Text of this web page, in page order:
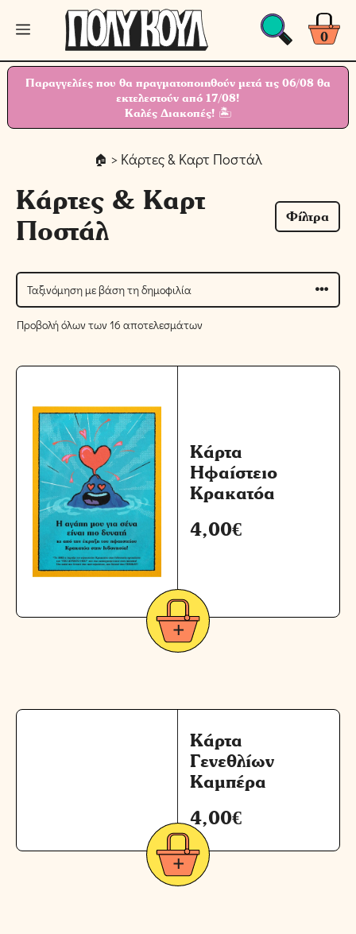
Μετάβαση
περιεχόμενο
0
Μενού
Παραγγελίες που θα πραγματοποιηθούν μετά τις 06/08 θα
εκτελεστούν από 17/08!
Καλές Διακοπές! 🏝
> Κάρτες & Καρτ Ποστάλ
Κάρτες & Καρτ
Ποστάλ
Φίλτρα
Προβολή όλων των 16 αποτελεσμάτων
Κάρτα
Ηφαίστειο
Κρακατόα
4,00€
Κάρτα
Γενεθλίων
Καμπέρα
4,00€